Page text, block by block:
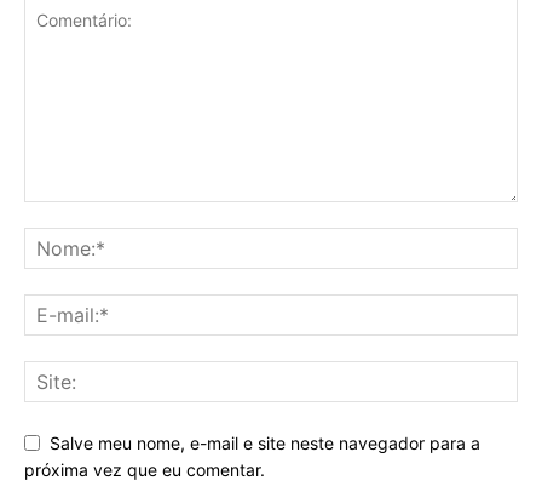
Salve meu nome, e-mail e site neste navegador para a
próxima vez que eu comentar.